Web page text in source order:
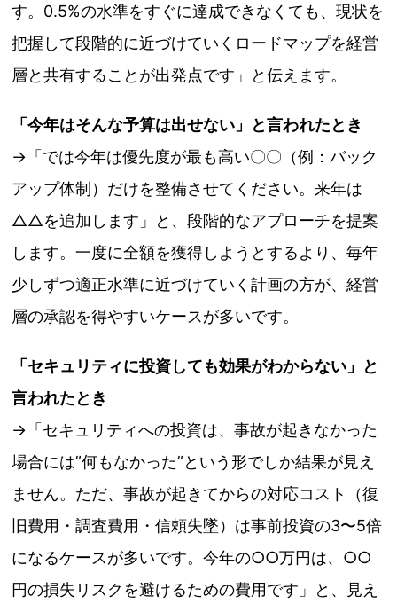
す。0.5%の水準をすぐに達成できなくても、現状を
把握して段階的に近づけていくロードマップを経営
層と共有することが出発点です」と伝えます。
「今年はそんな予算は出せない」と言われたとき
→「では今年は優先度が最も高い〇〇（例：バック
アップ体制）だけを整備させてください。来年は
△△を追加します」と、段階的なアプローチを提案
します。一度に全額を獲得しようとするより、毎年
少しずつ適正水準に近づけていく計画の方が、経営
層の承認を得やすいケースが多いです。
「セキュリティに投資しても効果がわからない」と
言われたとき
→「セキュリティへの投資は、事故が起きなかった
場合には”何もなかった”という形でしか結果が見え
ません。ただ、事故が起きてからの対応コスト（復
旧費用・調査費用・信頼失墜）は事前投資の3〜5倍
になるケースが多いです。今年の○○万円は、○○
円の損失リスクを避けるための費用です」と、見え